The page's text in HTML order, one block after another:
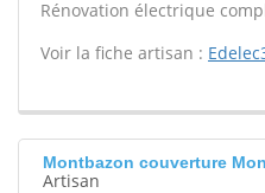
Rénovation électrique
Voir la fiche artisan :
Montbazon couverture
Artisan